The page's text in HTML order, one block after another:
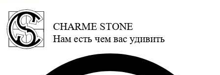
CHARME STONE
Нам есть чем вас удивить